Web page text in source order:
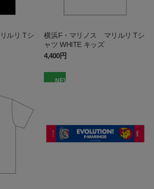
ルリ Tシ
横浜F・マリノス マリルリ Tシ
ャツ WHITE キッズ
4,400円
NEW